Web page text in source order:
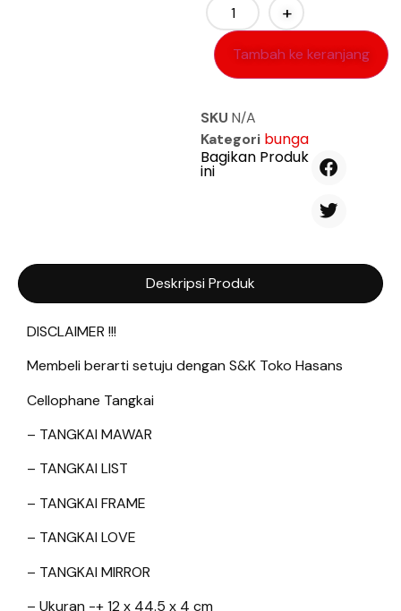
+
Tambah ke keranjang
SKU N/A
Kategori bunga
Bagikan Produk
ini
Deskripsi Produk
DISCLAIMER !!!
Membeli berarti setuju dengan S&K Toko Hasans
Cellophane Tangkai
– TANGKAI MAWAR
– TANGKAI LIST
– TANGKAI FRAME
– TANGKAI LOVE
– TANGKAI MIRROR
– Ukuran -+ 12 x 44.5 x 4 cm